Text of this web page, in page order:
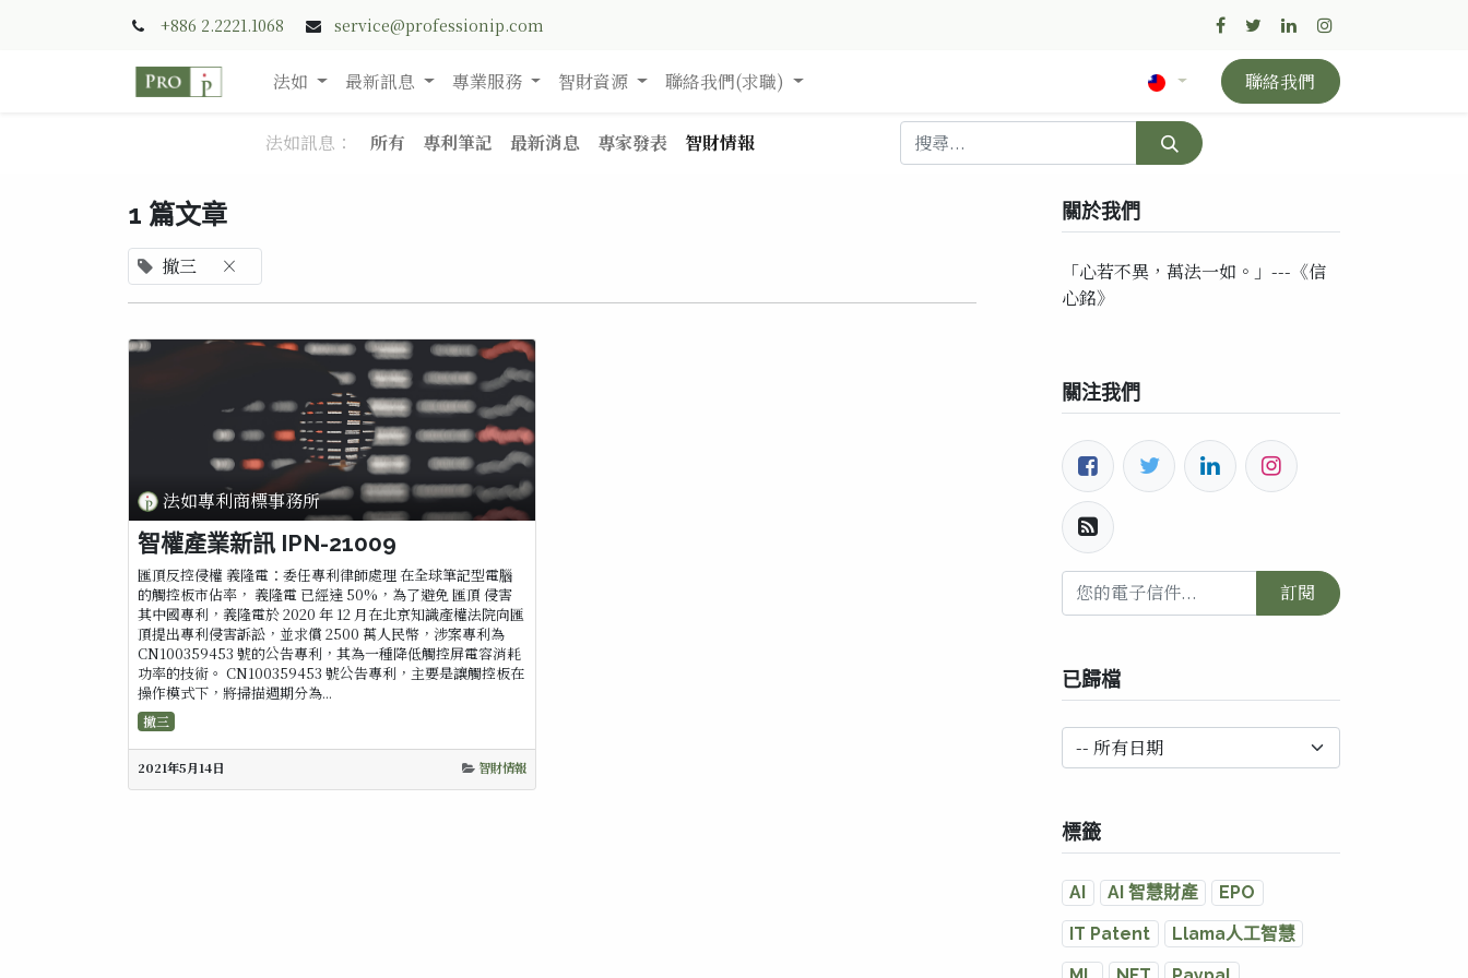
+886 2.2221.1068 service@professionip.com
法如 最新訊息 專業服務 智財資源 聯絡我們(求職) 聯絡我們
法如訊息： 所有 專利筆記 最新消息 專家發表 智財情報
1 篇文章
撤三 ×
法如專利商標事務所
智權產業新訊 IPN-21009
匯頂反控侵權 義隆電：委任專利律師處理 在全球筆記型電腦
的觸控板市佔率， 義隆電 已經達 50%，為了避免 匯頂 侵害
其中國專利，義隆電於 2020 年 12 月在北京知識產權法院向匯
頂提出專利侵害訴訟，並求償 2500 萬人民幣，涉案專利為
CN100359453 號的公告專利，其為一種降低觸控屏電容消耗
功率的技術。 CN100359453 號公告專利，主要是讓觸控板在
操作模式下，將掃描週期分為...
撤三
2021年5月14日 智財情報
關於我們
「心若不異，萬法一如。」---《信
心銘》
關注我們
訂閱
已歸檔
標籤
AI AI 智慧財產
EPO
IT Patent
Llama人工智慧